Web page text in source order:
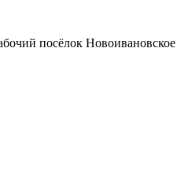
посёлок Новоивановское